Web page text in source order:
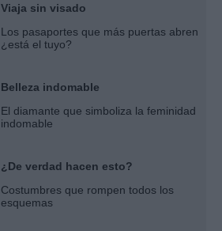
Viaja sin visado
Los pasaportes que más puertas abren
¿está el tuyo?
Belleza indomable
El diamante que simboliza la feminidad
indomable
¿De verdad hacen esto?
Costumbres que rompen todos los
esquemas